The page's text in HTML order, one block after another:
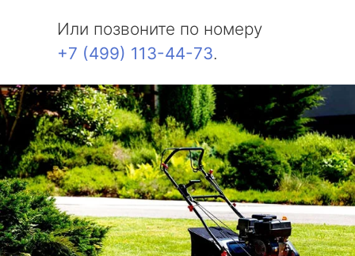
Или позвоните по номеру
+7 (499) 113-44-73.